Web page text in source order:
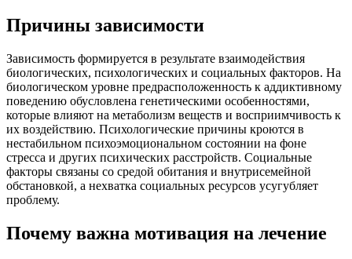
Причины зависимости
Зависимость формируется в результате взаимодействия
биологических, психологических и социальных факторов. На
биологическом уровне предрасположенность к аддиктивному
поведению обусловлена генетическими особенностями,
которые влияют на метаболизм веществ и восприимчивость к
их воздействию. Психологические причины кроются в
нестабильном психоэмоциональном состоянии на фоне
стресса и других психических расстройств. Социальные
факторы связаны со средой обитания и внутрисемейной
обстановкой, а нехватка социальных ресурсов усугубляет
проблему.
Почему важна мотивация на лечение